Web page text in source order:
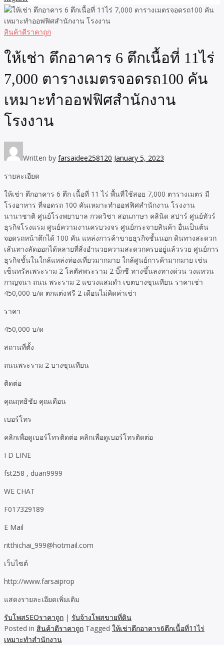
สินค้าดีราคาถูก
ให้เช่า ตึกอาคาร 6 ตึกเนื้อที่ 11ไร่
7,000 ตารางเมตรจอดรถ100 คัน
เหมาะทำออฟฟิศสำนักงาน
โรงงาน
Written by farsaidee258120 January 5, 2023
รายละเอียด
ให้เช่า ตึกอาคาร 6 ตึก เนื้อที่ 11 ไร่ พื้นที่ใช้สอย 7,000 ตารางเมตร มี
โรงอาหาร ที่จอดรถ 100 คันเหมาะทำออฟฟิศสำนักงาน โรงงาน
นานาชาติ ศูนย์โรงพยาบาล กวดวิชา สอนภาษา คลินิด สปาร์ ศูนย์ทัวร์
ธุรกิจโรงแรม ศูนย์ความงานครบวงจร ศูนย์กระจายสินค้า อื่นเป็นต้น
จอดรถหน้าตึกได้ 100 คัน แหล่งการค้าขายธุรกิจชั้นนอก ดินทางสะดวก
เส้นทางลัดออกได้หลายที่สิ่งอำนวยความสะดวกครบอยู่แล้วรวย ศูนย์การ
ธุรกิจชั้นในใกล้แหล่งท่องเที่ยวมากมาย ใกล้ศูนย์การค้ามากมาย เช่น
เซ็นทรัลเพระราม 2 โลตัสพระราม 2 บิ๊กซี ทางขึ้นลงทางด่วน วงแหวน
กาญจนา ถนน พระราม 2 แขวงแสมดำ เขตบางขุนเทียน ราคาเช่า
450,000 บ/ด ตกแต่งฟรี 2 เดือนไม่คิดค่าเช่า
ราคา
450,000 บ/ด
สถานที่ตั้ง
ถนนพระราม 2 บางขุนเทียน
ติดต่อ
คุณฤทธิชัย คุณเดือน
เบอร์โทร
คลิกเพื่อดูเบอร์โทรติดต่อ คลิกเพื่อดูเบอร์โทรติดต่อ
I D LINE
fst258 , duan9999
WE CHAT
F017329189
E Mail
ritthichai_999@hotmail.com
เว็บไซต์
http://www.farsaiprop
แสดงรายละเอียดเพิ่มเติม
รับโพสSEOราคาถูก | รับจ้างโพสขายที่ดิน
Posted in สินค้าดีราคาถูก Tagged ให้เช่าตึกอาคาร6ตึกเนื้อที่11ไร่
เหมาะทำสำนักงาน